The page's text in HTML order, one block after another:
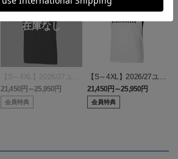
【S～4XL】2026/27ユニ
フォーム オーセンティッ
クモデル:GK
21,450円～25,950円
会員特典
【S～4XL】2026/27ユニ
フォーム オーセンティッ
クモデル:FP2nd
21,450円～25,950円
会員特典